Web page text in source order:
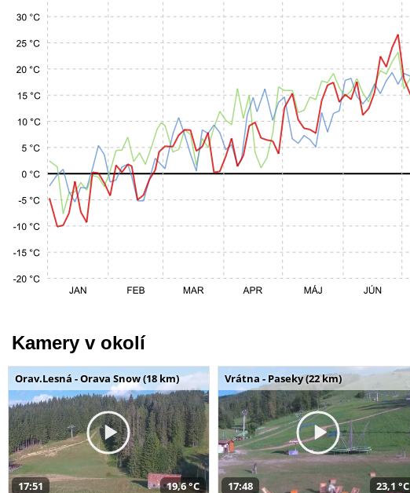
Kamery v okolí
Orav.Lesná - Orava Snow (18 km)
17:51 19,6 °C
Vrátna - Paseky (22 km)
17:48 23,1 °C